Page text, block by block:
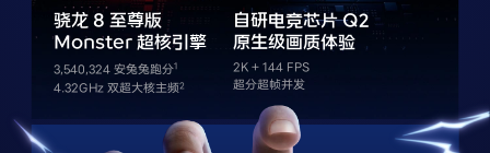
全部iQOO机型 对比iQOO机型
vivo WATCH GT 2 vivo Vision
全部智能硬件
骁龙 8 至尊版
Monster 超核引擎
3,540,324 安兔兔跑分
4.32GHz 双超大核主频
自研电竞芯片 Q2
原生级画质体验
2K + 144 FPS
超分超帧并发